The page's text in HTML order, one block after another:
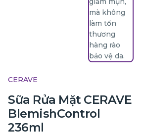
CERAVE
Sữa Rửa Mặt CERAVE
BlemishControl
236ml